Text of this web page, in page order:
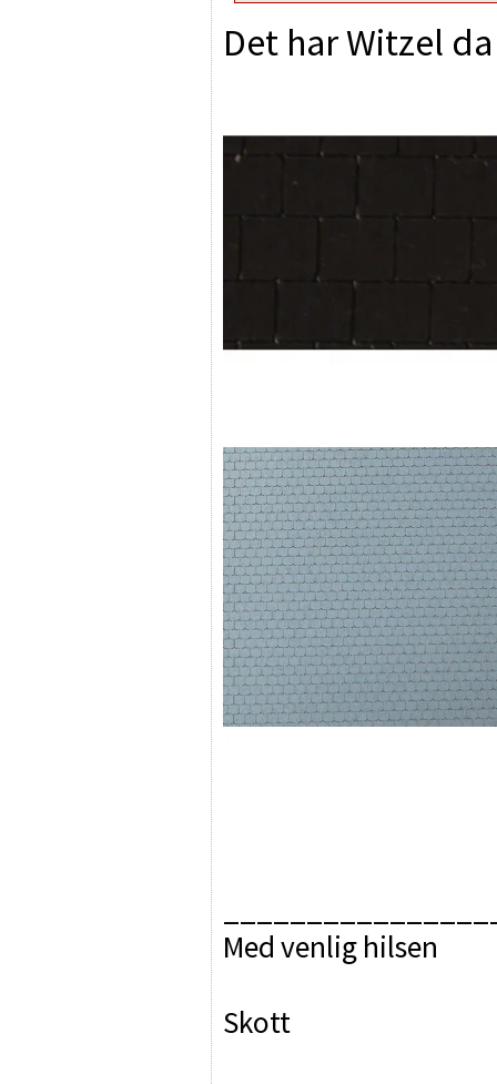
Det har Witzel
Med venlig hilsen
Skott